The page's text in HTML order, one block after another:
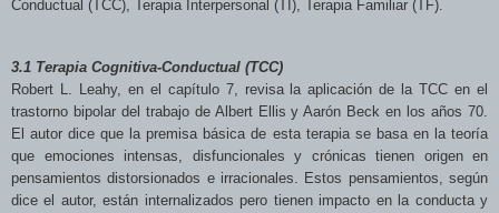
Conductual (TCC), Terapia Interpersonal (TI), Terapia Familiar (TF).
3.1 Terapia Cognitiva-Conductual (TCC)
Robert L. Leahy, en el capítulo 7, revisa la aplicación de la TCC en el
trastorno bipolar del trabajo de Albert Ellis y Aarón Beck en los años 70.
El autor dice que la premisa básica de esta terapia se basa en la teoría
que emociones intensas, disfuncionales y crónicas tienen origen en
pensamientos distorsionados e irracionales. Estos pensamientos, según
dice el autor, están internalizados pero tienen impacto en la conducta y